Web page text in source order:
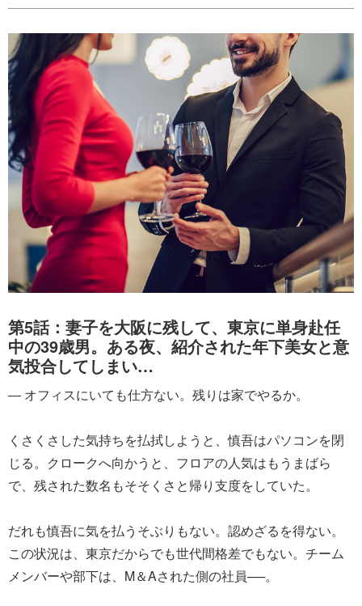
第5話：妻子を大阪に残して、東京に単身赴任
中の39歳男。ある夜、紹介された年下美女と意
気投合してしまい…
― オフィスにいても仕方ない。残りは家でやるか。
くさくさした気持ちを払拭しようと、慎吾はパソコンを閉
じる。クロークへ向かうと、フロアの人気はもうまばら
で、残された数名もそそくさと帰り支度をしていた。
だれも慎吾に気を払うそぶりもない。認めざるを得ない。
この状況は、東京だからでも世代間格差でもない。チーム
メンバーや部下は、M＆Aされた側の社員──。